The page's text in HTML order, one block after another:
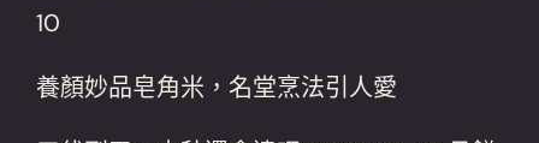
10
養顏妙品皂角米，名堂烹法引人愛